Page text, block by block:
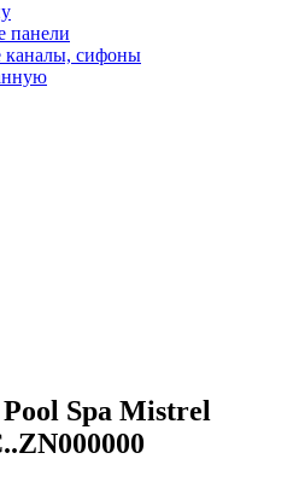
панели
сифоны
Spa Mistrel